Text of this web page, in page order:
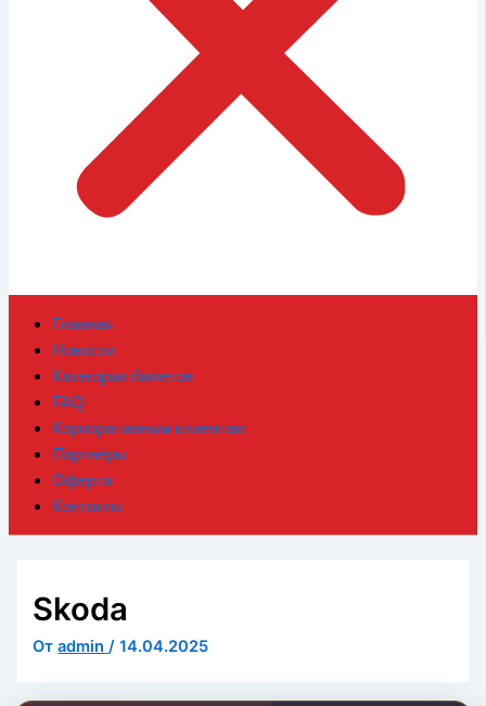
Главная
Новости
Категории билетов
FAQ
Корпоративным клиентам
Партнёры
Оферта
Контакты
Skoda
Отadmin/14.04.2025